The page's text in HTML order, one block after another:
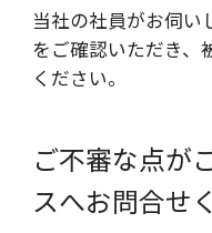
当社の社員がお伺い
をご確認いただき、
ください。
ご不審な点が
スへお問合せ